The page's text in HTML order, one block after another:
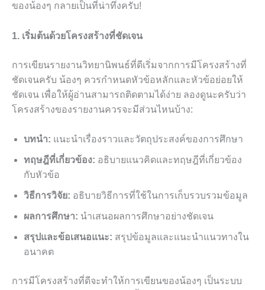
ของน้องๆ กลายเป็นที่น่าทึ่งครับ!
1. เริ่มต้นด้วยโครงสร้างที่ชัดเจน
การเขียนรายงานวิทยานิพนธ์ที่ดีเริ่มจากการมีโครงสร้างที่
ชัดเจนครับ น้องๆ ควรกำหนดหัวข้อหลักและหัวข้อย่อยให้
ชัดเจน เพื่อให้ผู้อ่านสามารถติดตามได้ง่าย ลองดูนะครับว่า
โครงสร้างของรายงานควรจะมีส่วนไหนบ้าง:
บทนำ: แนะนำเรื่องราวและวัตถุประสงค์ของการศึกษา
ทฤษฎีที่เกี่ยวข้อง: อธิบายแนวคิดและทฤษฎีที่เกี่ยวข้อง
กับหัวข้อ
วิธีการวิจัย: อธิบายวิธีการที่ใช้ในการเก็บรวบรวมข้อมูล
ผลการศึกษา: นำเสนอผลการศึกษาอย่างชัดเจน
สรุปและข้อเสนอแนะ: สรุปข้อมูลและแนะนำแนวทางใน
อนาคต
การมีโครงสร้างที่ดีจะทำให้การเขียนของน้องๆ เป็นระบบ